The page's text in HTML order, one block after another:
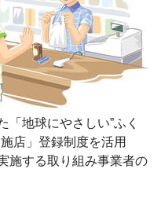
「地球にやさしい”ふく
店」登録制度を活用
施する取り組み事業者の